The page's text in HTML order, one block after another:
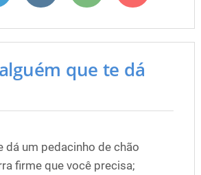
que te dá
dá um pedacinho de chão
firme que você precisa;